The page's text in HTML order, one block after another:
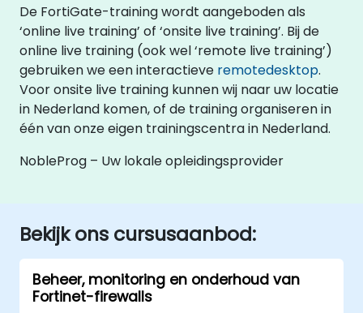
De FortiGate-training wordt aangeboden als
‘online live training’ of ‘onsite live training’. Bij de
online live training (ook wel ‘remote live training’)
gebruiken we een interactieve remotedesktop.
Voor onsite live training kunnen wij naar uw locatie
in Nederland komen, of de training organiseren in
één van onze eigen trainingscentra in Nederland.
NobleProg – Uw lokale opleidingsprovider
Bekijk ons cursusaanbod:
Beheer, monitoring en onderhoud van
Fortinet-firewalls